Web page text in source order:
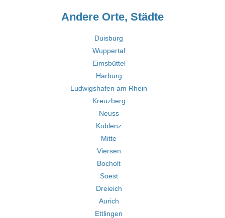
Andere Orte, Städte
Duisburg
Wuppertal
Eimsbüttel
Harburg
Ludwigshafen am Rhein
Kreuzberg
Neuss
Koblenz
Mitte
Viersen
Bocholt
Soest
Dreieich
Aurich
Ettlingen